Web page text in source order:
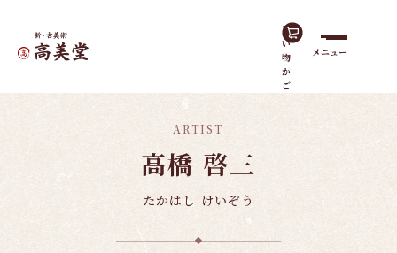
買
い
物
か
ご
メニュー
ホーム島根の作家
ARTIST
高橋 啓三
たかはし けいぞう